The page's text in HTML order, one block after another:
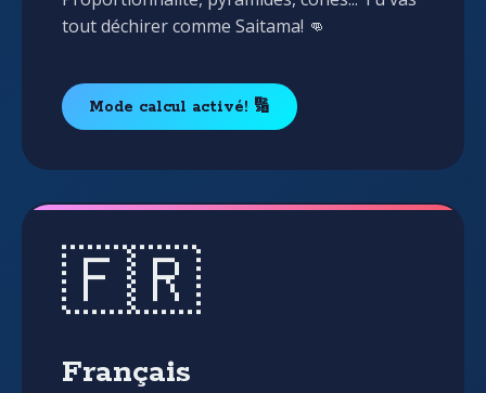
🧙
tout déchirer comme Saitama! 👊
Mode calcul activé! 🔢
🇫🇷
Français